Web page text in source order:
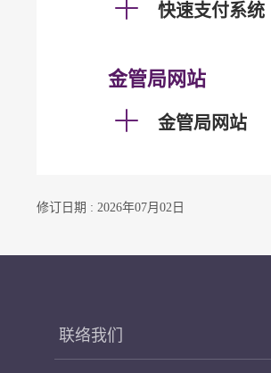
快速支付系统
金管局网站
金管局网站
修订日期 : 2026年07月02日
联络我们